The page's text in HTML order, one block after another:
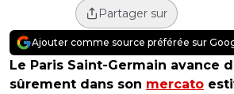
Partager sur
Ajouter comme source préférée sur
Le Paris Saint-Germain avance
sûrement dans son mercato